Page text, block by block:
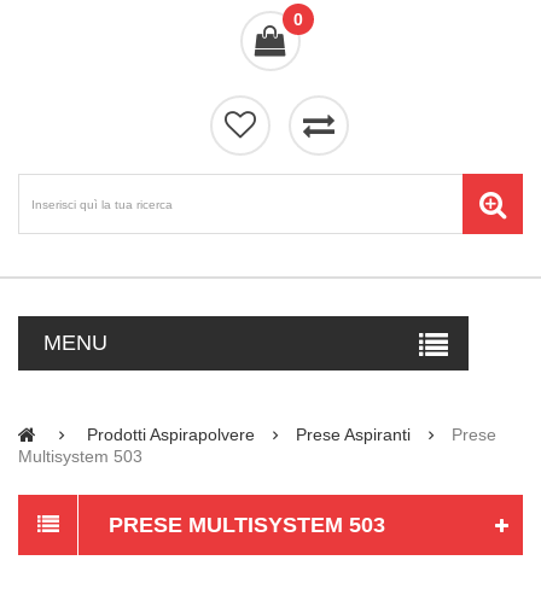
0
MENU
Prodotti Aspirapolvere Prese Aspiranti
Prese
Multisystem 503
PRESE MULTISYSTEM 503